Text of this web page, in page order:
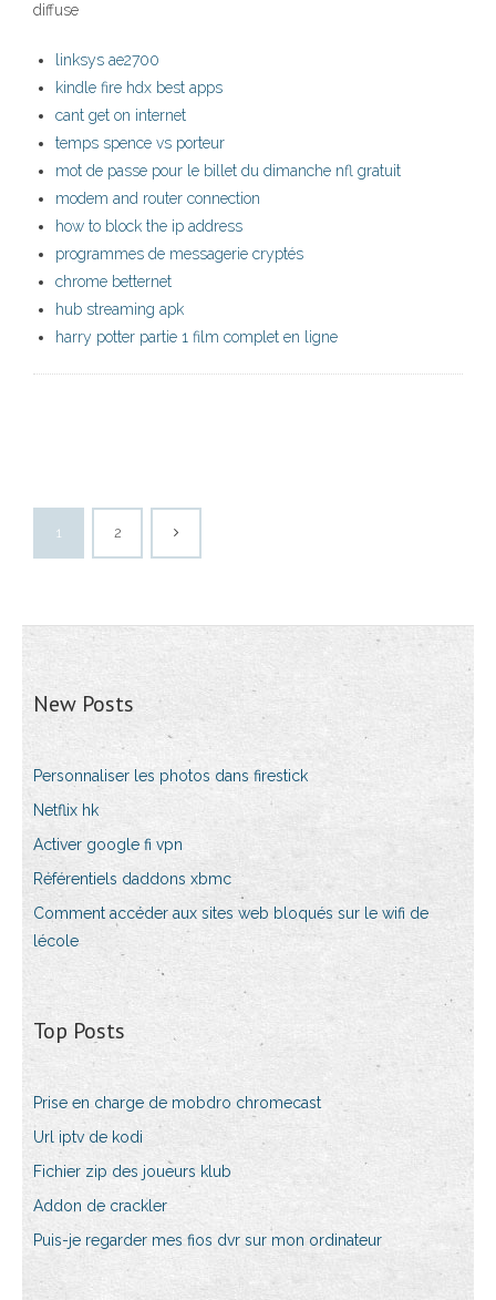
diffuse
linksys ae2700
kindle fire hdx best apps
cant get on internet
temps spence vs porteur
mot de passe pour le billet du dimanche nfl gratuit
modem and router connection
how to block the ip address
programmes de messagerie cryptés
chrome betternet
hub streaming apk
harry potter partie 1 film complet en ligne
1 2
New Posts
Personnaliser les photos dans firestick
Netflix hk
Activer google fi vpn
Référentiels daddons xbmc
Comment accéder aux sites web bloqués sur le wifi de
lécole
Top Posts
Prise en charge de mobdro chromecast
Url iptv de kodi
Fichier zip des joueurs klub
Addon de crackler
Puis-je regarder mes fios dvr sur mon ordinateur